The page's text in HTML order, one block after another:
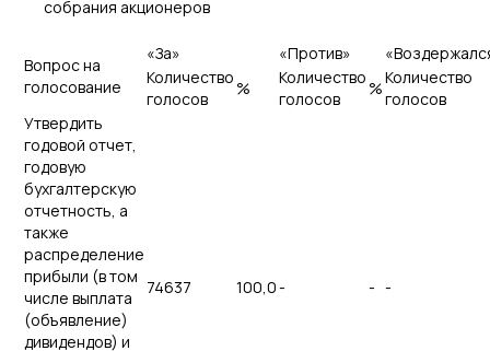
собрания акционеров
Вопрос на
голосование
«За» «Против»
Количество
голосов
%
Количество
голосов
%
Количество
голосов
Утвердить
годовой отчет,
годовую
бухгалтерскую
отчетность, а
также
распределение
прибыли (в том
числе выплата
(объявление)
дивидендов) и
74637 100,0- - -